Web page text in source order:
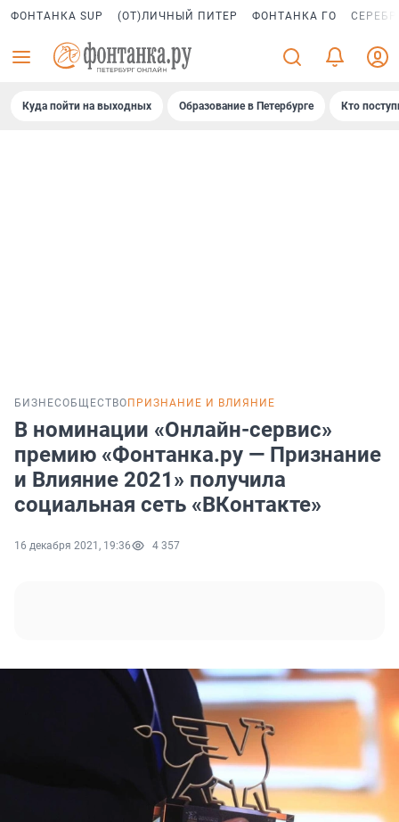
ФОНТАНКА SUP (ОТ)ЛИЧНЫЙ ПИТЕР ФОНТАНКА ГО
Куда пойти на выходных Образование в Петербурге Кто
БИЗНЕСОБЩЕСТВО ПРИЗНАНИЕ И ВЛИЯНИЕ
В номинации «Онлайн-сервис»
премию «Фонтанка.ру — Признание
и Влияние 2021» получила
социальная сеть «ВКонтакте»
16 декабря 2021, 19:36 4 357